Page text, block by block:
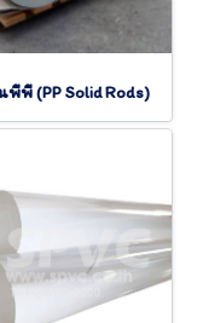
พี (PP Solid Rods)